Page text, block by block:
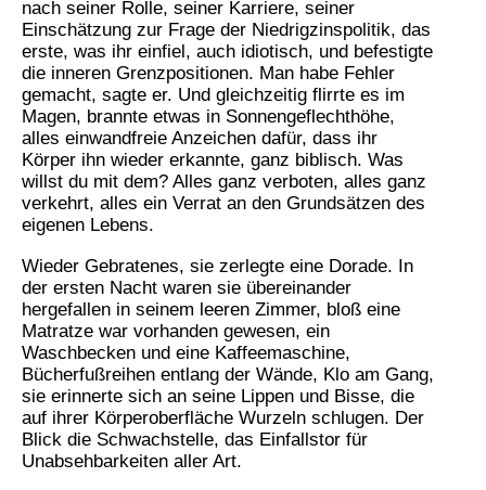
nach seiner Rolle, seiner Karriere, seiner
Einschätzung zur Frage der Niedrigzinspolitik, das
erste, was ihr einfiel, auch idiotisch, und befestigte
die inneren Grenzpositionen. Man habe Fehler
gemacht, sagte er. Und gleichzeitig flirrte es im
Magen, brannte etwas in Sonnengeflechthöhe,
alles einwandfreie Anzeichen dafür, dass ihr
Körper ihn wieder erkannte, ganz biblisch. Was
willst du mit dem? Alles ganz verboten, alles ganz
verkehrt, alles ein Verrat an den Grundsätzen des
eigenen Lebens.
Wieder Gebratenes, sie zerlegte eine Dorade. In
der ersten Nacht waren sie übereinander
hergefallen in seinem leeren Zimmer, bloß eine
Matratze war vorhanden gewesen, ein
Waschbecken und eine Kaffeemaschine,
Bücherfußreihen entlang der Wände, Klo am Gang,
sie erinnerte sich an seine Lippen und Bisse, die
auf ihrer Körperoberfläche Wurzeln schlugen. Der
Blick die Schwachstelle, das Einfallstor für
Unabsehbarkeiten aller Art.